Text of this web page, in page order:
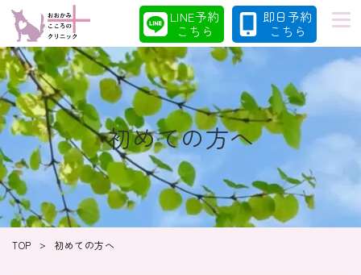
LINE予約
こちら
即日予約
こちら
初めての方へ 当院の特徴
診療案内 コラム
初めての方へ
TOP > 初めての方へ